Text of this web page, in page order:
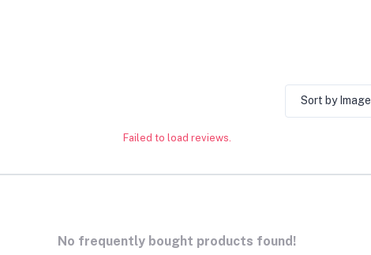
Sort by Image
Failed to load reviews.
No frequently bought products found!